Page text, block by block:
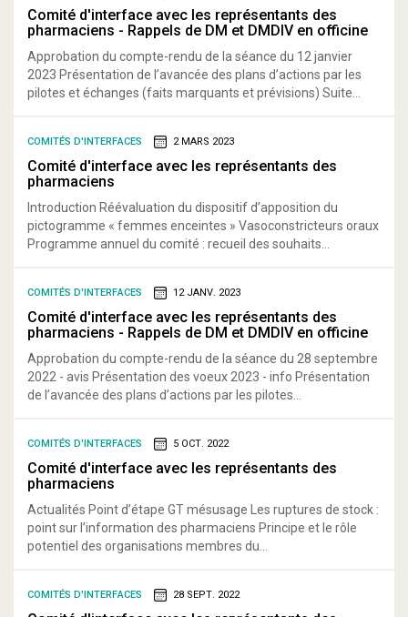
Comité d'interface avec les représentants des
pharmaciens - Rappels de DM et DMDIV en officine
Approbation du compte-rendu de la séance du 12 janvier
2023 Présentation de l’avancée des plans d’actions par les
pilotes et échanges (faits marquants et prévisions) Suite...
COMITÉS D'INTERFACES 2 MARS 2023
Comité d'interface avec les représentants des
pharmaciens
Introduction Réévaluation du dispositif d’apposition du
pictogramme « femmes enceintes » Vasoconstricteurs oraux
Programme annuel du comité : recueil des souhaits...
COMITÉS D'INTERFACES 12 JANV. 2023
Comité d'interface avec les représentants des
pharmaciens - Rappels de DM et DMDIV en officine
Approbation du compte-rendu de la séance du 28 septembre
2022 - avis Présentation des voeux 2023 - info Présentation
de l’avancée des plans d’actions par les pilotes...
COMITÉS D'INTERFACES 5 OCT. 2022
Comité d'interface avec les représentants des
pharmaciens
Actualités Point d’étape GT mésusage Les ruptures de stock :
point sur l’information des pharmaciens Principe et le rôle
potentiel des organisations membres du...
COMITÉS D'INTERFACES 28 SEPT. 2022